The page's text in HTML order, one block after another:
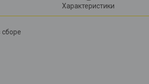
Характеристики
сборе